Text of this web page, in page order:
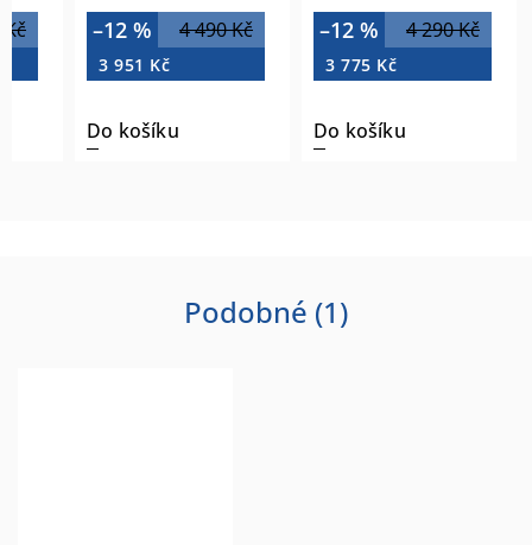
4 490 Kč
–12 %
3 951 Kč
Do košíku
4 290 Kč
–12 %
3 775 Kč
Do košíku
Podobné (1)